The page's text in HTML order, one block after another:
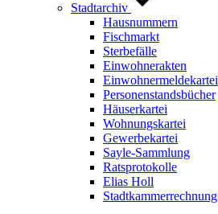
Stadtarchiv
Hausnummern
Fischmarkt
Sterbefälle
Einwohnerakten
Einwohnermeldekartei
Personenstandsbücher
Häuserkartei
Wohnungskartei
Gewerbekartei
Sayle-Sammlung
Ratsprotokolle
Elias Holl
Stadtkammerrechnung